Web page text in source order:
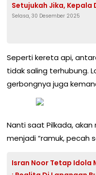
Setujukah Jika, Kepala
Selasa, 30 Desember 2025
Seperti kereta api,
tidak saling terhubung.
gerbongnya juga
Nanti saat Pilkada,
menjadi “ramuk, pecah
Isran Noor Tetap Idola